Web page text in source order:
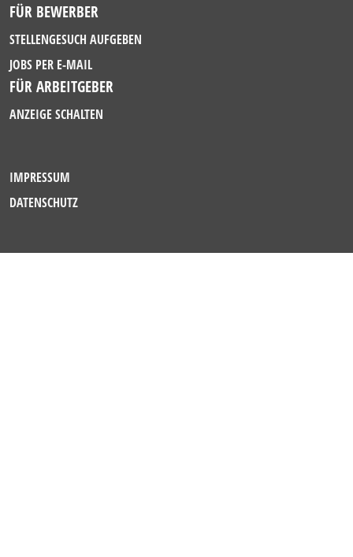
FÜR BEWERBER
STELLENGESUCH AUFGEBEN
JOBS PER E-MAIL
FÜR ARBEITGEBER
ANZEIGE SCHALTEN
IMPRESSUM
DATENSCHUTZ